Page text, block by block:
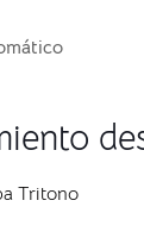
Tritono